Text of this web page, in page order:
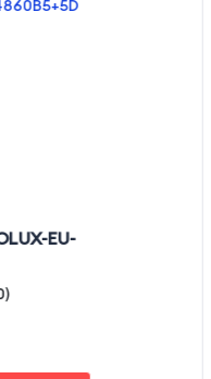
EU-
)